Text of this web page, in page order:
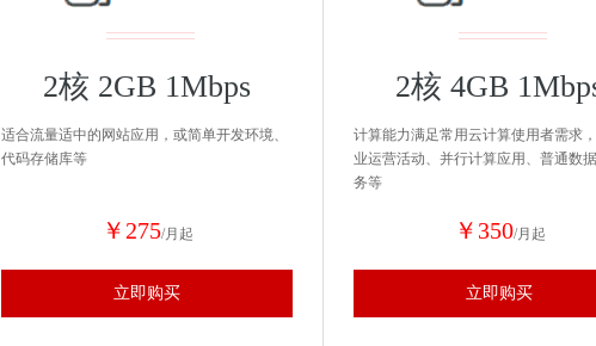
2核 2GB 1Mbps
适合流量适中的网站应用，或简单开发环境、
代码存储库等
￥275/月起
立即购买
2核 4GB
计算能力满足常用云计算使用者需求
业运营活动、并行计算应用、普通数
务等
￥350/月起
立即购买